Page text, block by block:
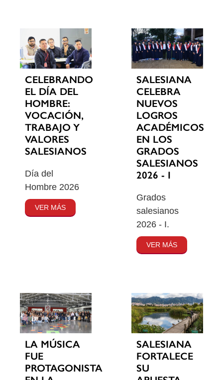
CELEBRANDO
EL DÍA DEL
HOMBRE:
VOCACIÓN,
TRABAJO Y
VALORES
SALESIANOS
Día del
Hombre 2026
VER MÁS
SALESIANA
CELEBRA
NUEVOS
LOGROS
ACADÉMICOS
EN LOS
GRADOS
SALESIANOS
2026 - I
Grados
salesianos
2026 - I.
VER MÁS
LA MÚSICA
FUE
PROTAGONISTA
SALESIANA
FORTALECE
SU